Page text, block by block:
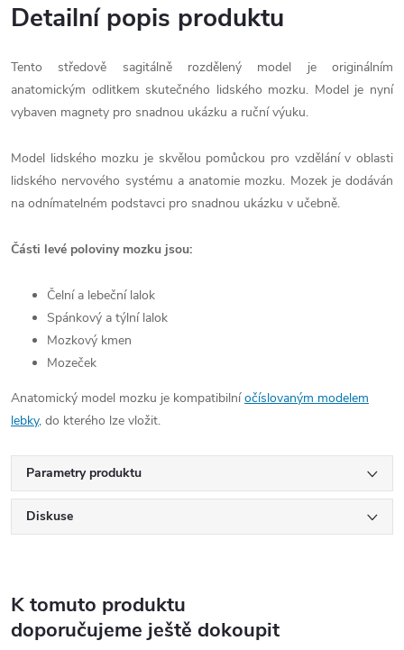
Detailní popis produktu
Tento středově sagitálně rozdělený model je originálním
anatomickým odlitkem skutečného lidského mozku. Model je nyní
vybaven magnety pro snadnou ukázku a ruční výuku.
Model lidského mozku je skvělou pomůckou pro vzdělání v oblasti
lidského nervového systému a anatomie mozku. Mozek je dodáván
na odnímatelném podstavci pro snadnou ukázku v učebně.
Části levé poloviny mozku jsou:
Čelní a lebeční lalok
Spánkový a týlní lalok
Mozkový kmen
Mozeček
Anatomický model mozku je kompatibilníočíslovaným modelem
lebky, do kterého lze vložit.
Parametry produktu
Diskuse
K tomuto produktu
doporučujeme ještě dokoupit